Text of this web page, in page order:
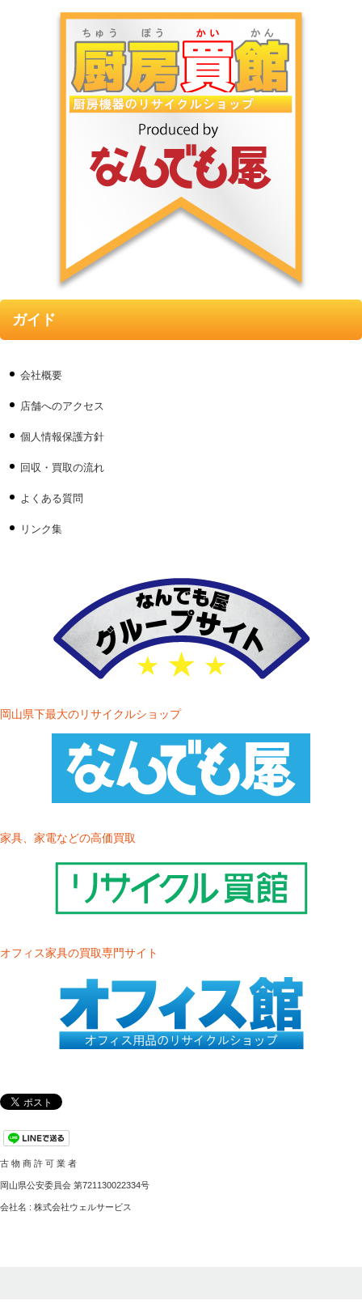
ガイド
会社概要
店舗へのアクセス
個人情報保護方針
回収・買取の流れ
よくある質問
リンク集
岡山県下最大のリサイクルショップ
家具、家電などの高価買取
オフィス家具の買取専門サイト
古 物 商 許 可 業 者
岡山県公安委員会 第721130022334号
会社名 : 株式会社ウェルサービス